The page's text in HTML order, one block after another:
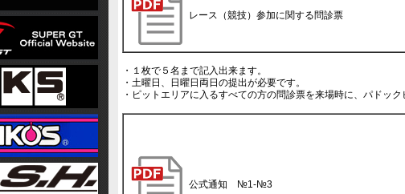
レース（競技）参加に関する問診票
・１枚で５名まで記入出来ます。
・土曜日、日曜日両日の提出が必要です。
・ピットエリアに入るすべての方の問診票を来場時に、パドック
公式通知 №1-№3